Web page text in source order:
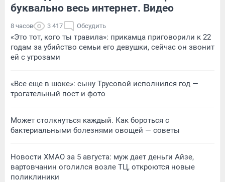
буквально весь интернет. Видео
8 часов 3 417 Обсудить
«Это тот, кого ты травила»: прикамца приговорили к 22
годам за убийство семьи его девушки, сейчас он звонит
ей с угрозами
«Все еще в шоке»: сыну Трусовой исполнился год —
трогательный пост и фото
Может столкнуться каждый. Как бороться с
бактериальными болезнями овощей — советы
Новости ХМАО за 5 августа: муж дает деньги Айзе,
вартовчанин оголился возле ТЦ, откроются новые
поликлиники